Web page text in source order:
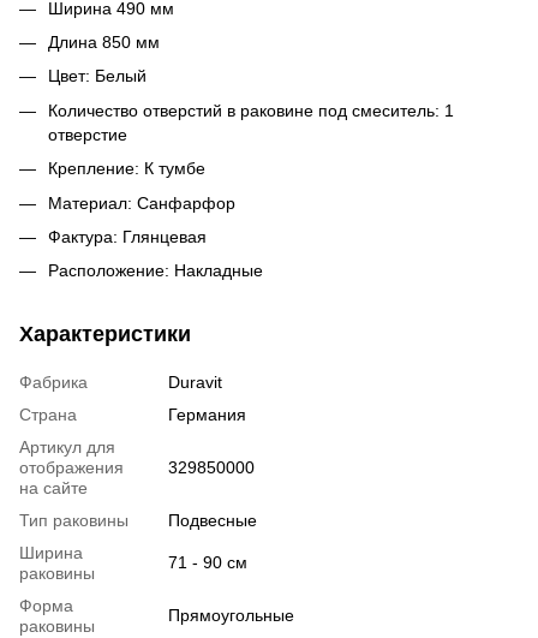
Ширина 490 мм
Длина 850 мм
Цвет: Белый
Количество отверстий в раковине под смеситель: 1
отверстие
Крепление: К тумбе
Материал: Санфарфор
Фактура: Глянцевая
Расположение: Накладные
Характеристики
Фабрика
Duravit
Страна
Германия
Артикул для
отображения
на сайте
329850000
Тип раковины
Подвесные
Ширина
раковины
71 - 90 см
Форма
раковины
Прямоугольные